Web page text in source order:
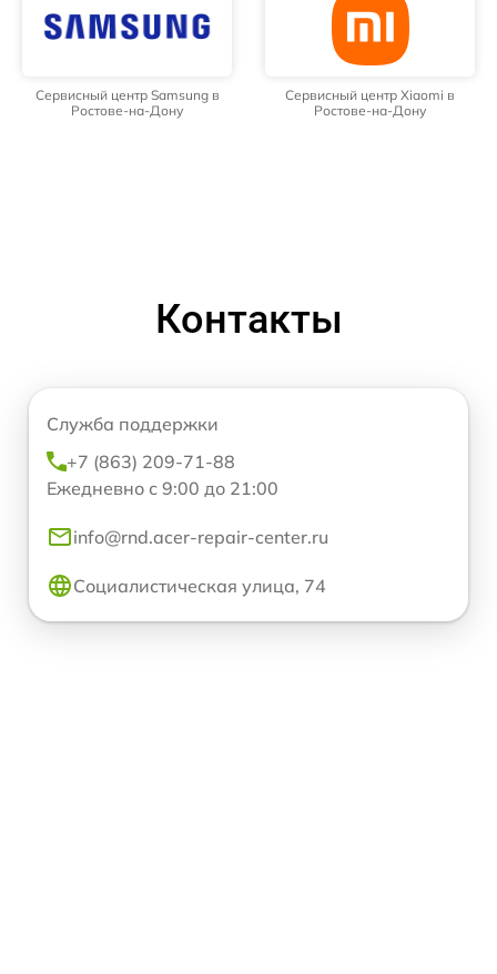
Сервисный центр Samsung в
Ростове-на-Дону
Сервисный центр Xiaomi в
Ростове-на-Дону
Контакты
Служба поддержки
+7 (863) 209-71-88
Ежедневно с 9:00 до 21:00
info@rnd.acer-repair-center.ru
Социалистическая улица, 74